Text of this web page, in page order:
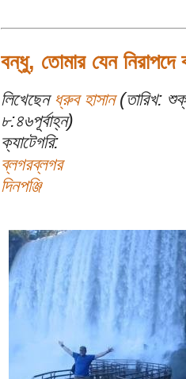
বন্ধু, তোমার যেন নিরাপদে
লিখেছেন ধ্রুব হাসান(তারিখ:
৮:৪৬পূর্বাহ্ন)
ক্যাটেগরি:
ব্লগরব্লগর
দিনপঞ্জি